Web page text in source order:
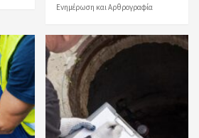
Ενημέρωση και Αρθρογραφία